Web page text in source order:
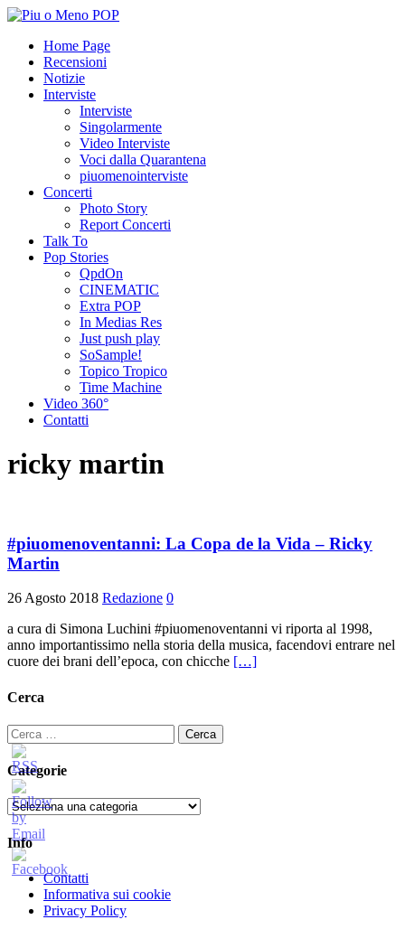
Home Page
Recensioni
Notizie
Interviste
Interviste
Singolarmente
Video Interviste
Voci dalla Quarantena
piuomenointerviste
Concerti
Photo Story
Report Concerti
Talk To
Pop Stories
QpdOn
CINEMATIC
Extra POP
In Medias Res
Just push play
SoSample!
Topico Tropico
Time Machine
Video 360°
Contatti
ricky martin
#piuomenoventanni: La Copa de la Vida – Ricky
Martin
26 Agosto 2018 Redazione 0
a cura di Simona Luchini #piuomenoventanni vi riporta al 1998,
anno importantissimo nella storia della musica, facendovi entrare nel
cuore dei brani dell’epoca, con chicche […]
Cerca
Ricerca
per:
Categorie
Categorie
Info
Contatti
Informativa sui cookie
Privacy Policy